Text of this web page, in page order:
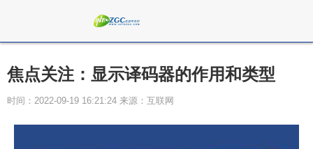
焦点关注：显示译码器的作用和类型
时间：2022-09-19 16:21:24 来源：互联网